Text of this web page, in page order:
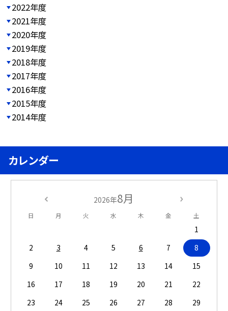
2022年度
2021年度
2020年度
2019年度
2018年度
2017年度
2016年度
2015年度
2014年度
カレンダー
2026年8月
日 月 火 水 木 金 土
1
2
3 4 5 6 7
8
9
10 11 12 13 14
15
16
17 18 19 20 21
22
23
24 25 26 27 28
29